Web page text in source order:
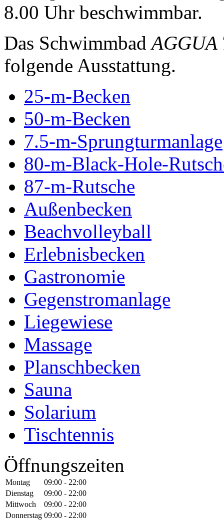
8.00 Uhr beschwimmbar.
Das SchwimmbadAGGUA
folgende Ausstattung.
25-m-Becken
50-m-Becken
7.5-m-Sprungturmanlage
80-m-Black-Hole-
87-m-Rutsche
Außenbecken
Beachvolleyball
Erlebnisbecken
Gastronomie
Gegenstromanlage
Liegewiese
Massage
Planschbecken
Sauna
Solarium
Tischtennis
Öffnungszeiten
Montag
09:00 - 22:00
Dienstag
09:00 - 22:00
Mittwoch
09:00 - 22:00
Donnerstag 09:00 - 22:00